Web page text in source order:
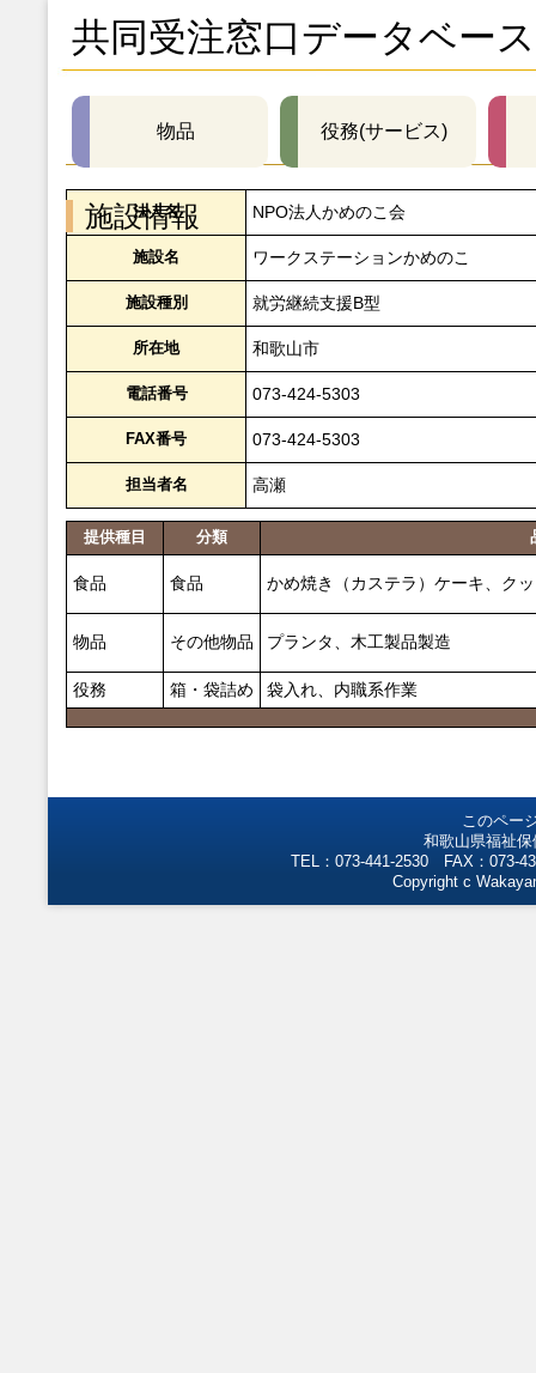
共同受注窓口データベース
物品 役務(サービス)
施設情報
法人名 NPO法人かめのこ会
施設名 ワークステーションかめのこ
施設種別 就労継続支援B型
所在地 和歌山市
電話番号 073-424-5303
FAX番号 073-424-5303
担当者名 高瀬
提供種目 分類
食品 食品 かめ焼き（カステラ）ケーキ、ク
物品 その他物品 プランタ、木工製品製造
役務 箱・袋詰め 袋入れ、内職系作業
このペー
和歌山県福祉
TEL：073-441-2530 FAX：073-
Copyright c